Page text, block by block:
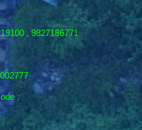
, 9827186771
: